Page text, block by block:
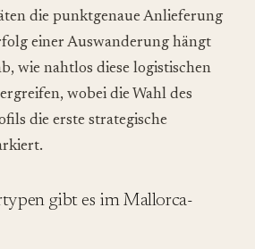
die punktgenaue Anlieferung
einer Auswanderung hängt
wie nahtlos diese logistischen
wobei die Wahl des
die erste strategische
gibt es im Mallorca-